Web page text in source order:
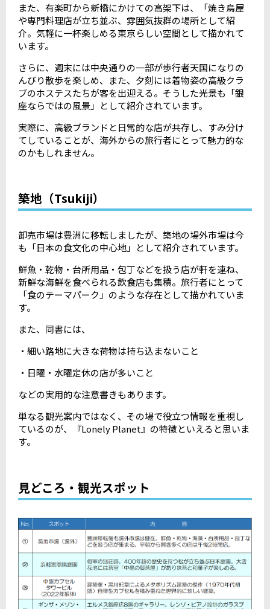
また、有楽町から新橋にかけての高架下は、「焼き鳥屋
や専門料理店が立ち並ぶ、雰囲気抜群の場所として紹
介。気軽に一杯楽しめる東京らしい空間として描かれて
います。
さらに、週末には中央通りの一部が歩行者天国になりの
んびり散歩を楽しめ、また、夕刻には着物姿の高級クラ
ブのホステスたちが客を出迎える。そうした光景も「銀
座ならではの風景」として紹介されています。
実際に、高級ブランドと日常的な店が共存し、すみ分け
てしていることが、海外からの旅行者にとって魅力的な
のかもしれません。
築地（Tsukiji）
卸売市場は豊洲に移転しましたが、築地の場外市場は今
も「日本の食文化の中心地」として紹介されています。
鮮魚・乾物・台所用品・包丁などを扱う店が軒を連ね、
新鮮な海鮮を食べられる飲食店も集積。旅行者にとって
「食のテーマパーク」のような存在として描かれていま
す。
また、同書には、
・細い路地に大きな荷物は持ち込まないこと
・日曜・水曜定休の店が多いこと
などの実用的な注意書きもあります。
単なる観光案内ではなく、その場で役立つ情報を重視し
ているのが、『Lonely Planet』の特徴といえると思いま
す。
見どころ・観光スポット